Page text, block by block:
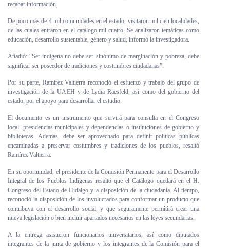
recabar información.
De poco más de 4 mil comunidades en el estado, visitaron mil cien localidades,
de las cuales entraron en el catálogo mil cuatro. Se analizaron temáticas como
educación, desarrollo sustentable, género y salud, informó la investigadora.
Añadió: “Ser indígena no debe ser sinónimo de marginación y pobreza, debe
significar ser poseedor de tradiciones y costumbres ciudadanas”.
Por su parte, Ramírez Valtierra reconoció el esfuerzo y trabajo del grupo de
investigación de la UAEH y de Lydia Raesfeld, así como del gobierno del
estado, por el apoyo para desarrollar el estudio.
El documento es un instrumento que servirá para consulta en el Congreso
local, presidencias municipales y dependencias o instituciones de gobierno y
bibliotecas. Además, debe ser aprovechado para definir políticas públicas
encaminadas a preservar costumbres y tradiciones de los pueblos, resaltó
Ramírez Valtierra.
En su oportunidad, el presidente de la Comisión Permanente para el Desarrollo
Integral de los Pueblos Indígenas resaltó que el Catálogo quedará en el H.
Congreso del Estado de Hidalgo y a disposición de la ciudadanía. Al tiempo,
reconoció la disposición de los involucrados para conformar un producto que
contribuya con el desarrollo social, y que seguramente permitirá crear una
nueva legislación o bien incluir apartados necesarios en las leyes secundarias.
A la entrega asistieron funcionarios universitarios, así como diputados
integrantes de la junta de gobierno y los integrantes de la Comisión para el